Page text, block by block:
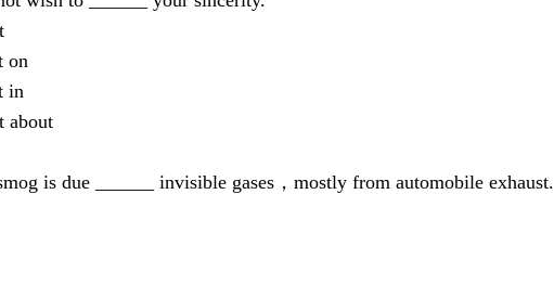
on
in
about
is due ______ invisible gases，mostly from automobile exhaust.